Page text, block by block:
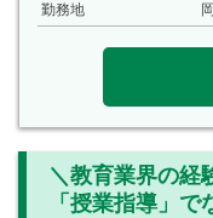
勤務地
＼教育業界の経
「授業指導」